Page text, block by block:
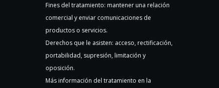
Fines del tratamiento: mantener una relación
comercial y enviar comunicaciones de
productos o servicios.
Derechos que le asisten: acceso, rectificación,
portabilidad, supresión, limitación y
oposición.
Más información del tratamiento en la